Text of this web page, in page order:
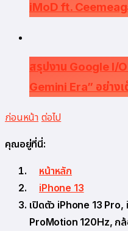
iMoD ft.
สรุปงาน Google I/
Gemini Era” อย่าง
ก่อนหน้า ต่อไป
คุณอยู่ที่นี่:
หน้าหลัก
iPhone 13
เปิดตัว iPhone 13
ProMotion 120Hz, กล้